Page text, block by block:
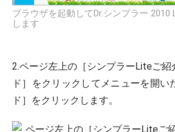
ブラウザを起動してDr.シンプラー 2010
します
2.ページ左上の［シンプラーLiteご紹
ド］をクリックしてメニューを開い
ド］をクリックします。